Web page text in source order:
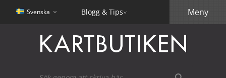
Svenska Blogg & Tips Meny